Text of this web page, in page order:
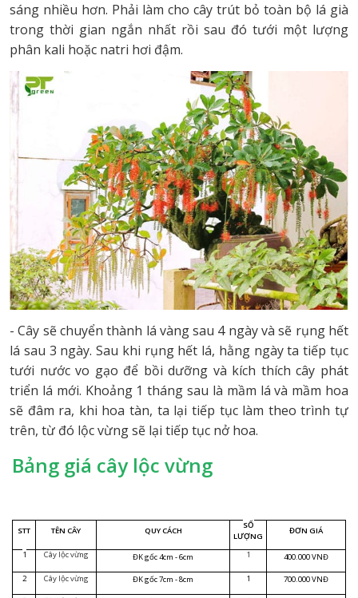
sáng nhiều hơn. Phải làm cho cây trút bỏ toàn bộ lá già
trong thời gian ngắn nhất rồi sau đó tưới một lượng
phân kali hoặc natri hơi đậm.
- Cây sẽ chuyển thành lá vàng sau 4 ngày và sẽ rụng hết
lá sau 3 ngày. Sau khi rụng hết lá, hằng ngày ta tiếp tục
tưới nước vo gạo để bồi dưỡng và kích thích cây phát
triển lá mới. Khoảng 1 tháng sau là mầm lá và mầm hoa
sẽ đâm ra, khi hoa tàn, ta lại tiếp tục làm theo trình tự
trên, từ đó lộc vừng sẽ lại tiếp tục nở hoa.
Bảng giá cây lộc vừng